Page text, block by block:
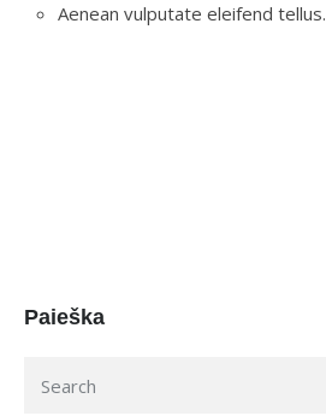
Aenean vulputate eleifend tellus.
Paieška